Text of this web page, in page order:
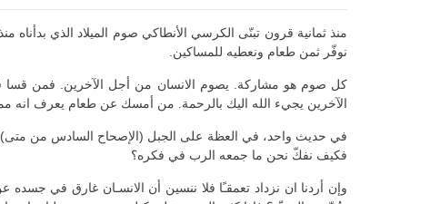
نوفّر ثمن طعام ونعطيه للمساكين.
كل صوم هو مشاركة. يصوم الانسان من أجل الآخرين. فمن قسا
الآخرين يجيء الله اليك بالرحمة. من أمسك عن طعام يعرف انه
في حديث واحد، في العظة على الجبل (الإصحاح السادس من متى)
فكيف نفكّ نحن ما جمعه الرب في فكره؟
وإن أردنا ان نزداد تعمقـًا فلا ننسين أن الانسـان غارق في